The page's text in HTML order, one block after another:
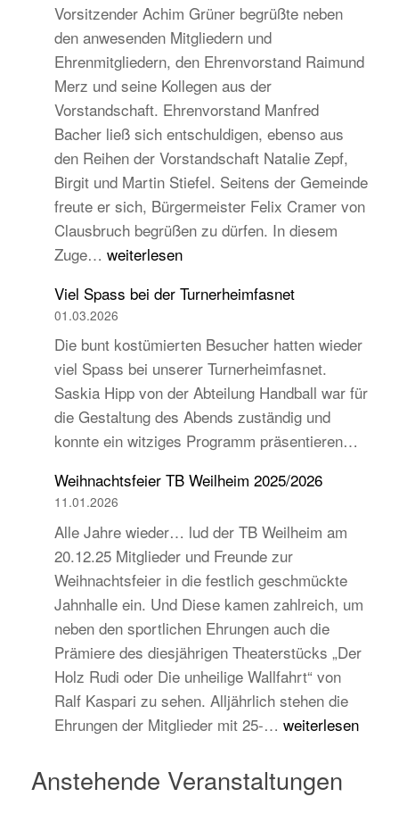
des
Vorsitzender Achim Grüner begrüßte neben
den anwesenden Mitgliedern und
Ehrenmitgliedern, den Ehrenvorstand Raimund
Merz und seine Kollegen aus der
Vorstandschaft. Ehrenvorstand Manfred
Bacher ließ sich entschuldigen, ebenso aus
den Reihen der Vorstandschaft Natalie Zepf,
Birgit und Martin Stiefel. Seitens der Gemeinde
freute er sich, Bürgermeister Felix Cramer von
Clausbruch begrüßen zu dürfen. In diesem
Zuge… TB
2026
–
Beständig
und
traditionell,
aber
auch
jugend-
und
weiterlesen
Viel Spass bei der Turnerheimfasnet
01.03.2026
Die bunt kostümierten Besucher hatten wieder
viel Spass bei unserer Turnerheimfasnet.
Saskia Hipp von der Abteilung Handball war für
die Gestaltung des Abends zuständig und
konnte ein witziges Programm präsentieren…
Weihnachtsfeier TB Weilheim 2025/2026
11.01.2026
Alle Jahre wieder… lud der TB Weilheim am
20.12.25 Mitglieder und Freunde zur
Weihnachtsfeier in die festlich geschmückte
Jahnhalle ein. Und Diese kamen zahlreich, um
neben den sportlichen Ehrungen auch die
Prämiere des diesjährigen Theaterstücks „Der
Holz Rudi oder Die unheilige Wallfahrt“ von
Ralf Kaspari zu sehen. Alljährlich stehen die
Ehrungen der Mitglieder mit 25-… Weihnachtsfeier
2025/2026
weiterlesen
Anstehende Veranstaltungen